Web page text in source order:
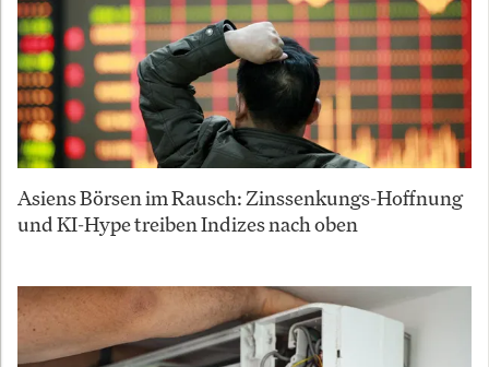
Asiens Börsen im Rausch: Zinssenkungs-Hoffnung
und KI-Hype treiben Indizes nach oben